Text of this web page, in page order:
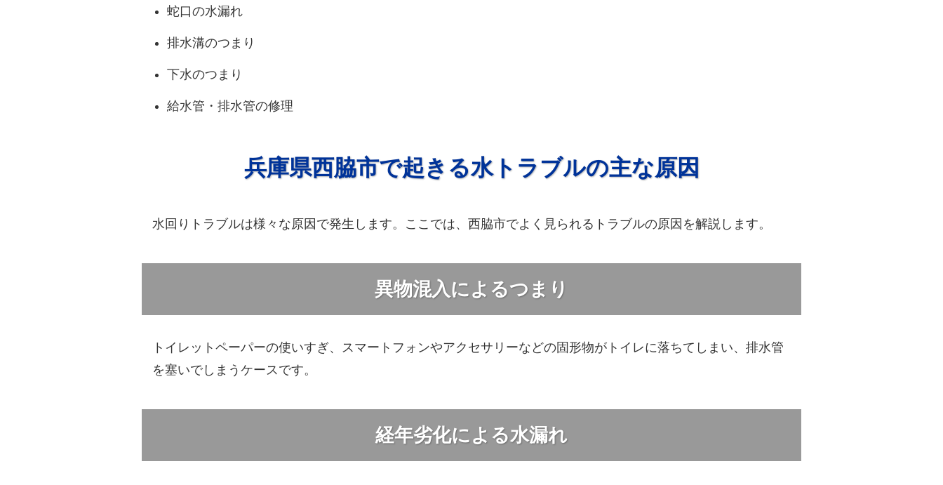
蛇口の水漏れ
排水溝のつまり
下水のつまり
給水管・排水管の修理
兵庫県西脇市で起きる水トラブルの主な原因
水回りトラブルは様々な原因で発生します。ここでは、西脇市でよく見られるトラブルの原因を解説します。
異物混入によるつまり
トイレットペーパーの使いすぎ、スマートフォンやアクセサリーなどの固形物がトイレに落ちてしまい、排水管
を塞いでしまうケースです。
経年劣化による水漏れ